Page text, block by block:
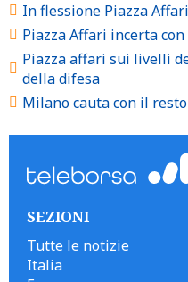
In flessione Piazza
Piazza Affari incerta
Piazza affari sui livelli
della difesa
Milano cauta con il
SEZIONI
Tutte le notizie
Italia